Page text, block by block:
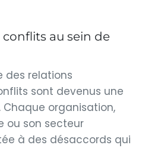
au sein de
des relations
sont devenus une
organisation,
ou son secteur
à des désaccords qui